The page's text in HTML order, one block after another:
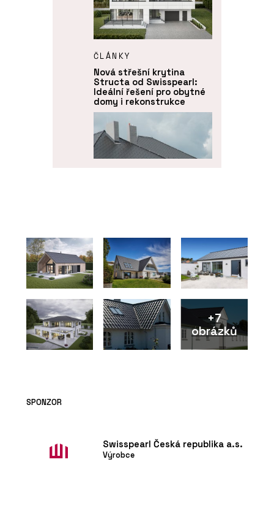
ČLÁNKY
Nová střešní krytina
Structa od Swisspearl:
Ideální řešení pro obytné
domy i rekonstrukce
krytina Swisspearl
PRODUKTY
+7
obrázků
SPONZOR
Swisspearl Česká republika a.s.
Výrobce